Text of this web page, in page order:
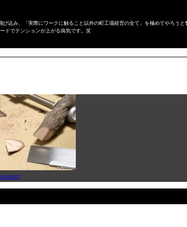
込み、「実際にワークに触ること以外の町工場経営の全て」を極めてやろうと
ドでテンションが上がる病気です。笑
contact